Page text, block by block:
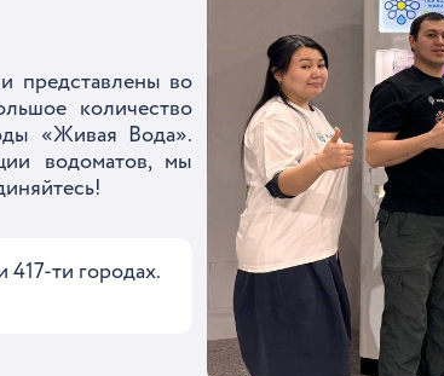
представлены во
количество
«Живая Вода».
водоматов, мы
ти городах.